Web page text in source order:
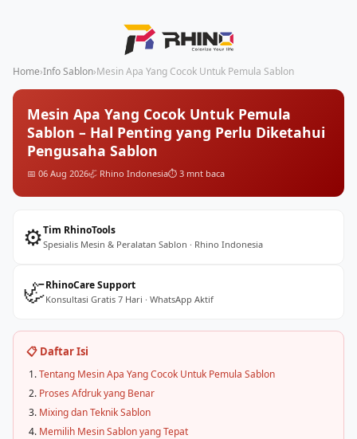
Home›Info Sablon›Mesin Apa Yang Cocok Untuk Pemula Sablon
Mesin Apa Yang Cocok Untuk Pemula
Sablon – Hal Penting yang Perlu Diketahui
Pengusaha Sablon
📅 06 Aug 2026🦏 Rhino Indonesia⏱️ 3 mnt baca
⚙️Tim RhinoTools
Spesialis Mesin & Peralatan Sablon · Rhino Indonesia
🦏RhinoCare Support
Konsultasi Gratis 7 Hari · WhatsApp Aktif
📋 Daftar Isi
Tentang Mesin Apa Yang Cocok Untuk Pemula Sablon
Proses Afdruk yang Benar
Mixing dan Teknik Sablon
Memilih Mesin Sablon yang Tepat